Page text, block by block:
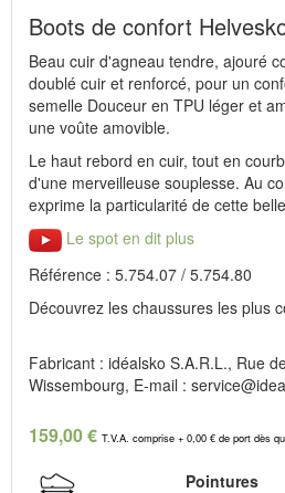
Boots de confort
Beau cuir d'agneau tendre, ajouré
doublé cuir et renforcé, pour un
semelle Douceur en TPU léger et
une voûte amovible.
Le haut rebord en cuir, tout en
d'une merveilleuse souplesse. Au
exprime la particularité de cette
Le spot en dit plus
Référence : 5.754.07 / 5.754.80
Découvrez les chaussures les plus
Fabricant : idéalsko S.A.R.L., Rue
Wissembourg, E-mail :
159,00 € T.V.A. comprise + 0,00 € de port dès
Pointures